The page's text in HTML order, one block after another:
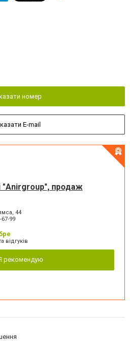
номер
E-mail
"Anirgroup", продаж
44
67-99
відгуків
рекомендую